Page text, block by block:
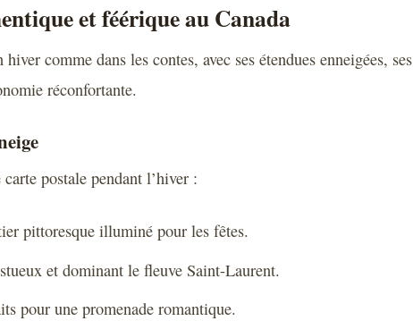
et féérique au Canada
comme dans les contes, avec ses étendues enneigées, ses
réconfortante.
postale pendant l’hiver :
pittoresque illuminé pour les fêtes.
et dominant le fleuve Saint-Laurent.
pour une promenade romantique.